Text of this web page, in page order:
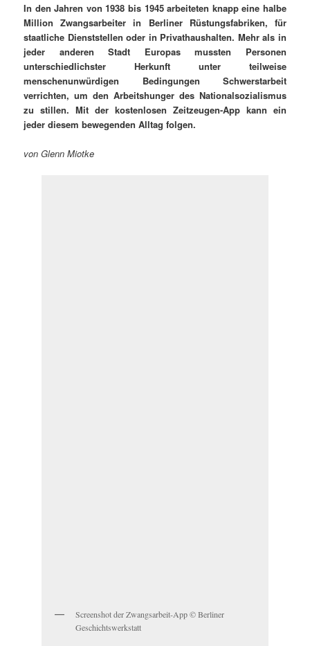
In den Jahren von 1938 bis 1945 arbeiteten knapp eine halbe
Million Zwangsarbeiter in Berliner Rüstungsfabriken, für
staatliche Dienststellen oder in Privathaushalten. Mehr als in
jeder anderen Stadt Europas mussten Personen
unterschiedlichster Herkunft unter teilweise
menschenunwürdigen Bedingungen Schwerstarbeit
verrichten, um den Arbeitshunger des Nationalsozialismus
zu stillen. Mit der kostenlosen Zeitzeugen-App kann ein
jeder diesem bewegenden Alltag folgen.
von Glenn Miotke
Screenshot der Zwangsarbeit-App © Berliner
Geschichtswerkstatt